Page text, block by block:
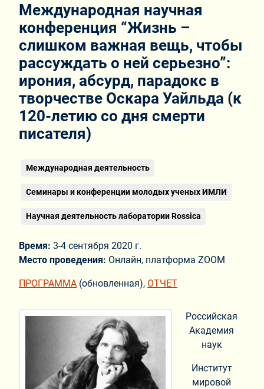
Международная научная
конференция “Жизнь –
слишком важная вещь, чтобы
рассуждать о ней серьезно”:
ирония, абсурд, парадокс в
творчестве Оскара Уайльда (к
120-летию со дня смерти
писателя)
Международная деятельность
Семинары и конференции молодых ученых ИМЛИ
Научная деятельность лаборатории Rossica
Время: 3-4 сентября 2020 г.
Место проведения: Онлайн, платформа ZOOM
ПРОГРАММА (обновленная), ОТЧЕТ
Российская
Академия
наук
Институт
мировой